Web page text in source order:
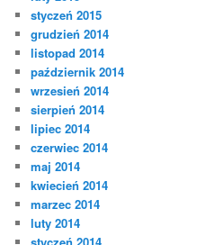
styczeń 2015
grudzień 2014
listopad 2014
październik 2014
wrzesień 2014
sierpień 2014
lipiec 2014
czerwiec 2014
maj 2014
kwiecień 2014
marzec 2014
luty 2014
styczeń 2014